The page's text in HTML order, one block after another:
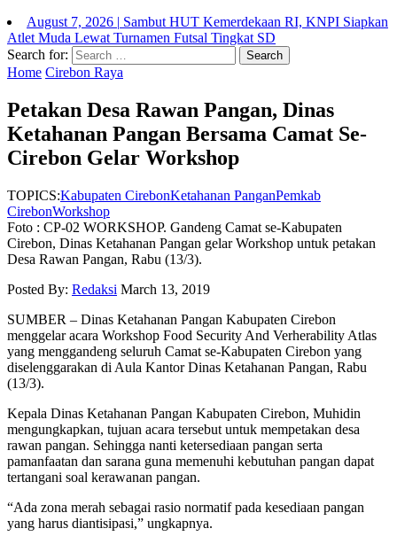
August 7, 2026 | Sambut HUT Kemerdekaan RI, KNPI Siapkan
Atlet Muda Lewat Turnamen Futsal Tingkat SD
Search for:
Home Cirebon Raya
Petakan Desa Rawan Pangan, Dinas
Ketahanan Pangan Bersama Camat Se-
Cirebon Gelar Workshop
TOPICS:Kabupaten CirebonKetahanan PanganPemkab
CirebonWorkshop
Foto : CP-02 WORKSHOP. Gandeng Camat se-Kabupaten
Cirebon, Dinas Ketahanan Pangan gelar Workshop untuk petakan
Desa Rawan Pangan, Rabu (13/3).
Posted By: Redaksi March 13, 2019
SUMBER – Dinas Ketahanan Pangan Kabupaten Cirebon
menggelar acara Workshop Food Security And Verherability Atlas
yang menggandeng seluruh Camat se-Kabupaten Cirebon yang
diselenggarakan di Aula Kantor Dinas Ketahanan Pangan, Rabu
(13/3).
Kepala Dinas Ketahanan Pangan Kabupaten Cirebon, Muhidin
mengungkapkan, tujuan acara tersebut untuk mempetakan desa
rawan pangan. Sehingga nanti ketersediaan pangan serta
pamanfaatan dan sarana guna memenuhi kebutuhan pangan dapat
tertangani soal kerawanan pangan.
“Ada zona merah sebagai rasio normatif pada kesediaan pangan
yang harus diantisipasi,” ungkapnya.